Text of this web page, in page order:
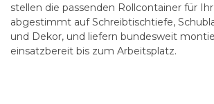
stellen die passenden Rollcontainer für
abgestimmt auf Schreibtischtiefe,
und Dekor, und liefern bundesweit
einsatzbereit bis zum Arbeitsplatz.